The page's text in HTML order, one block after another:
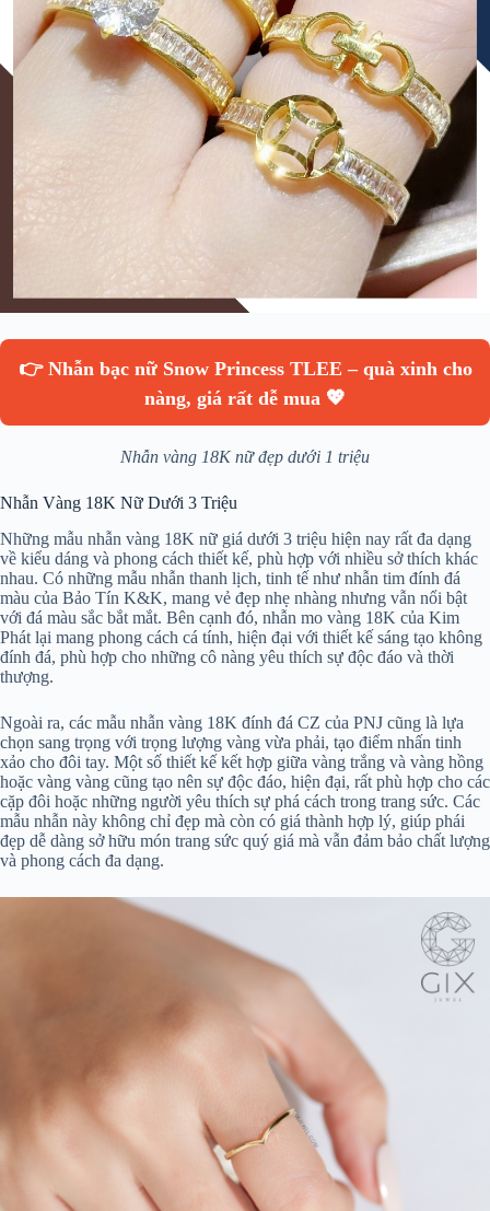
👉 Nhẫn bạc nữ Snow Princess TLEE – quà xinh cho
nàng, giá rất dễ mua 💖
Nhẫn vàng 18K nữ đẹp dưới 1 triệu
Nhẫn Vàng 18K Nữ Dưới 3 Triệu
Những mẫu nhẫn vàng 18K nữ giá dưới 3 triệu hiện nay rất đa dạng
về kiểu dáng và phong cách thiết kế, phù hợp với nhiều sở thích khác
nhau. Có những mẫu nhẫn thanh lịch, tinh tế như nhẫn tim đính đá
màu của Bảo Tín K&K, mang vẻ đẹp nhẹ nhàng nhưng vẫn nổi bật
với đá màu sắc bắt mắt. Bên cạnh đó, nhẫn mo vàng 18K của Kim
Phát lại mang phong cách cá tính, hiện đại với thiết kế sáng tạo không
đính đá, phù hợp cho những cô nàng yêu thích sự độc đáo và thời
thượng.
Ngoài ra, các mẫu nhẫn vàng 18K đính đá CZ của PNJ cũng là lựa
chọn sang trọng với trọng lượng vàng vừa phải, tạo điểm nhấn tinh
xảo cho đôi tay. Một số thiết kế kết hợp giữa vàng trắng và vàng hồng
hoặc vàng vàng cũng tạo nên sự độc đáo, hiện đại, rất phù hợp cho các
cặp đôi hoặc những người yêu thích sự phá cách trong trang sức. Các
mẫu nhẫn này không chỉ đẹp mà còn có giá thành hợp lý, giúp phái
đẹp dễ dàng sở hữu món trang sức quý giá mà vẫn đảm bảo chất lượng
và phong cách đa dạng.